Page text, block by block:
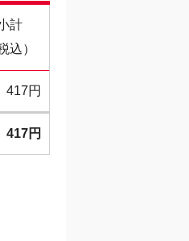
計
込）
417円
417円